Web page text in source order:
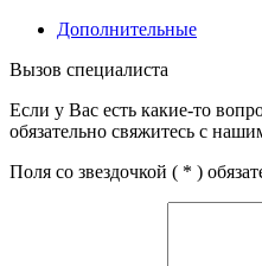
Дополнительные
Вызов специалиста
Если у Вас есть какие-то
обязательно свяжитесь с
Поля со звездочкой ( * )